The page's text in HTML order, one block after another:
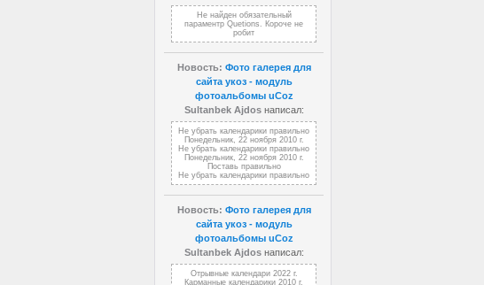
Не найден обязательный
параментр Quetions. Короче не
робит
Новость: Фото галерея для
сайта укоз - модуль
фотоальбомы uCoz
Sultanbek Ajdosнаписал:
Не убрать календарики правильно
Понедельник, 22 ноября 2010 г.
Не убрать календарики правильно
Понедельник, 22 ноября 2010 г.
Поставь правильно
Не убрать календарики правильно
Новость: Фото галерея для
сайта укоз - модуль
фотоальбомы uCoz
Sultanbek Ajdosнаписал:
Отрывные календари 2022 г.
Карманные календарики 2010 г.